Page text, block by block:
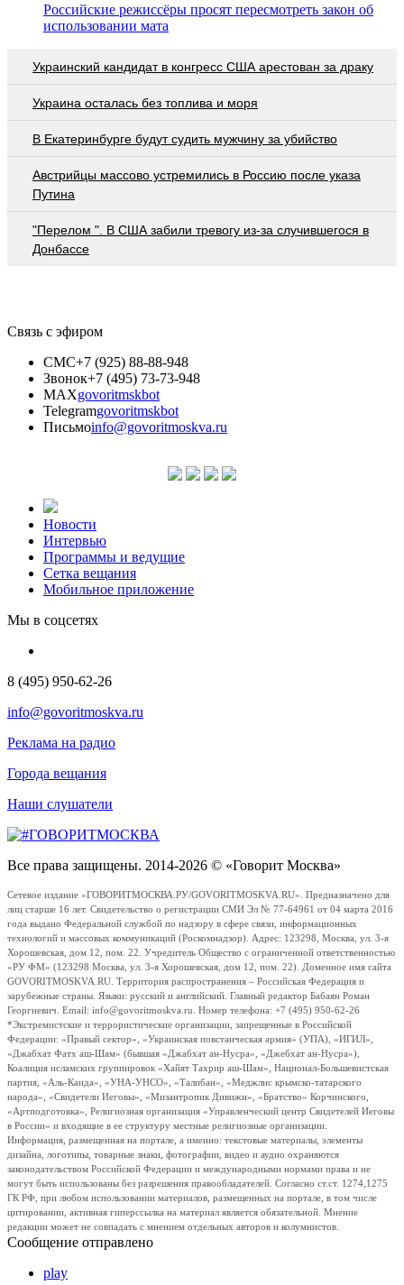
Российские режиссёры просят пересмотреть закон об
использовании мата
Украинский кандидат в конгресс США арестован за драку
Украина осталась без топлива и моря
В Екатеринбурге будут судить мужчину за убийство
Австрийцы массово устремились в Россию после указа
Путина
"Перелом ". В США забили тревогу из-за случившегося в
Донбассе
Связь с эфиром
СМС+7 (925) 88-88-948
Звонок+7 (495) 73-73-948
MAXgovoritmskbot
Telegramgovoritmskbot
Письмоinfo@govoritmoskva.ru
Новости
Интервью
Программы и ведущие
Сетка вещания
Мобильное приложение
Мы в соцсетях
8 (495) 950-62-26
info@govoritmoskva.ru
Реклама на радио
Города вещания
Наши слушатели
Все права защищены. 2014-2026 © «Говорит Москва»
Сетевое издание «ГОВОРИТМОСКВА.РУ/GOVORITMOSKVA.RU». Предназначено для
лиц старше 16 лет. Свидетельство о регистрации СМИ Эл № 77-64961 от 04 марта 2016
года выдано Федеральной службой по надзору в сфере связи, информационных
технологий и массовых коммуникаций (Роскомнадзор). Адрес: 123298, Москва, ул. 3-я
Хорошевская, дом 12, пом. 22. Учредитель Общество с ограниченной ответственностью
«РУ ФМ» (123298 Москва, ул. 3-я Хорошевская, дом 12, пом. 22). Доменное имя сайта
GOVORITMOSKVA.RU. Территория распространения – Российская Федерация и
зарубежные страны. Языки: русский и английский. Главный редактор Бабаян Роман
Георгиевич. Email: info@govoritmoskva.ru. Номер телефона: +7 (495) 950-62-26
*Экстремистские и террористические организации, запрещенные в Российской
Федерации: «Правый сектор», «Украинская повстанческая армия» (УПА), «ИГИЛ»,
«Джабхат Фатх аш-Шам» (бывшая «Джабхат ан-Нусра», «Джебхат ан-Нусра»),
Коалиция исламских группировок «Хайят Тахрир аш-Шам», Национал-Большевистская
партия, «Аль-Каида», «УНА-УНСО», «Талибан», «Меджлис крымско-татарского
народа», «Свидетели Иеговы», «Мизантропик Дивижн», «Братство» Корчинского,
«Артподготовка», Религиозная организация «Управленческий центр Свидетелей Иеговы
в России» и входящие в ее структуру местные религиозные организации.
Информация, размещенная на портале, а именно: текстовые материалы, элементы
дизайна, логотипы, товарные знаки, фотографии, видео и аудио охраняются
законодательством Российской Федерации и международными нормами права и не
могут быть использованы без разрешения правообладателей. Согласно ст.ст. 1274,1275
ГК РФ, при любом использовании материалов, размещенных на портале, в том числе
цитировании, активная гиперссылка на материал является обязательной. Мнение
редакции может не совпадать с мнением отдельных авторов и колумнистов.
Сообщение отправлено
play